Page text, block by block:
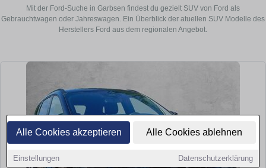
Alle Cookies akzeptieren Alle Cookies ablehnen
Einstellungen Datenschutzerklärung
Mit der Ford-Suche in Garbsen findest du gezielt SUV von Ford als
Gebrauchtwagen oder Jahreswagen. Ein Überblick der atuellen SUV Modelle des
Herstellers Ford aus dem regionalen Angebot.